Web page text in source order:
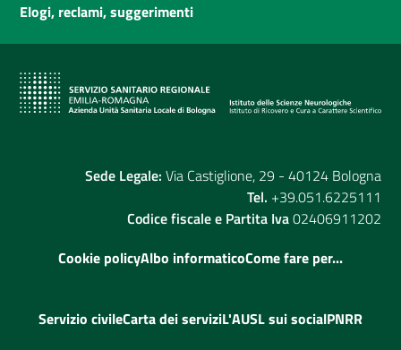
Elogi, reclami, suggerimenti
Sede Legale: Via Castiglione, 29 - 40124 Bologna
Tel. +39.051.6225111
Codice fiscale e Partita Iva02406911202
Cookie policyAlbo informaticoCome fare per...
Servizio civileCarta dei serviziL'AUSL sui socialPNRR